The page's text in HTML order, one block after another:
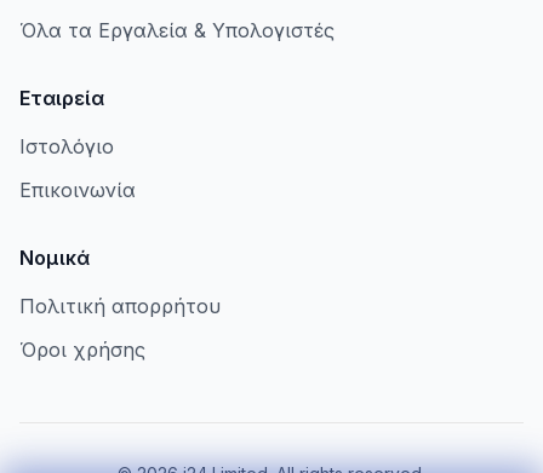
Όλα τα Εργαλεία & Υπολογιστές
Εταιρεία
Ιστολόγιο
Επικοινωνία
Νομικά
Πολιτική απορρήτου
Όροι χρήσης